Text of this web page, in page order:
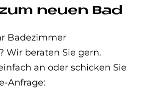
neuen Bad
Badezimmer
Wir beraten Sie gern.
an oder schicken Sie
Anfrage: